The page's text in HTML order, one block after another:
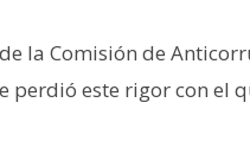
la Comisión de
perdió este rigor con el